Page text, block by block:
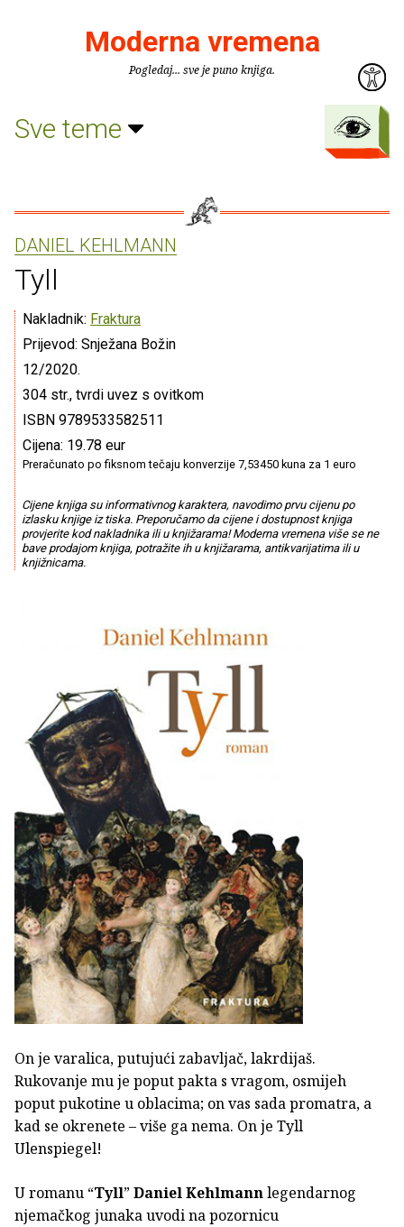
Moderna vremena
Pogledaj... sve je puno knjiga.
Sve teme
DANIEL KEHLMANN
Tyll
Nakladnik: Fraktura
Prijevod: Snježana Božin
12/2020.
304 str., tvrdi uvez s ovitkom
ISBN 9789533582511
Cijena: 19.78 eur
Preračunato po fiksnom tečaju konverzije 7,53450 kuna za 1 euro
Cijene knjiga su informativnog karaktera, navodimo prvu cijenu po
izlasku knjige iz tiska. Preporučamo da cijene i dostupnost knjiga
provjerite kod nakladnika ili u knjižarama! Moderna vremena više se ne
bave prodajom knjiga, potražite ih u knjižarama, antikvarijatima ili u
knjižnicama.
On je varalica, putujući zabavljač, lakrdijaš.
Rukovanje mu je poput pakta s vragom, osmijeh
poput pukotine u oblacima; on vas sada promatra, a
kad se okrenete – više ga nema. On je Tyll
Ulenspiegel!
U romanu “Tyll”Daniel Kehlmannlegendarnog
njemačkog junaka uvodi na pozornicu